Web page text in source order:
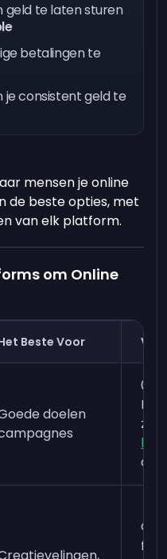
geld te laten sturen
betalingen te
je consistent geld te
mensen je online
de beste opties, met
van elk platform.
om Online
Beste Voor
doelen
0%
zie